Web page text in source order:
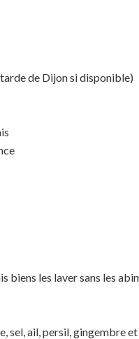
de Dijon si disponible)
biens les laver sans les
sel, ail, persil, gingembre